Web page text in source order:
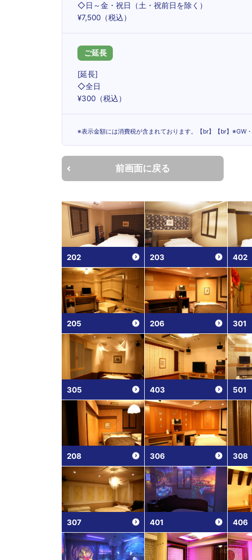
◇日～金・祝日（土・祝前日を除く）
¥7,500（税込）
ご延長
[延長]
◇全日
¥300（税込）
※表示金額には消費税が含まれております。【br】【br】※GW
前画面に戻る
202 203 402
205 206 301
305 403 501
208 306 308
307 401 406